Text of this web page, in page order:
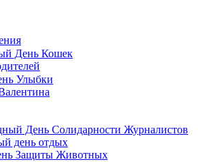
День Кошек
Улыбки
День Солидарности Журналистов
день отдых
Защиты Животных